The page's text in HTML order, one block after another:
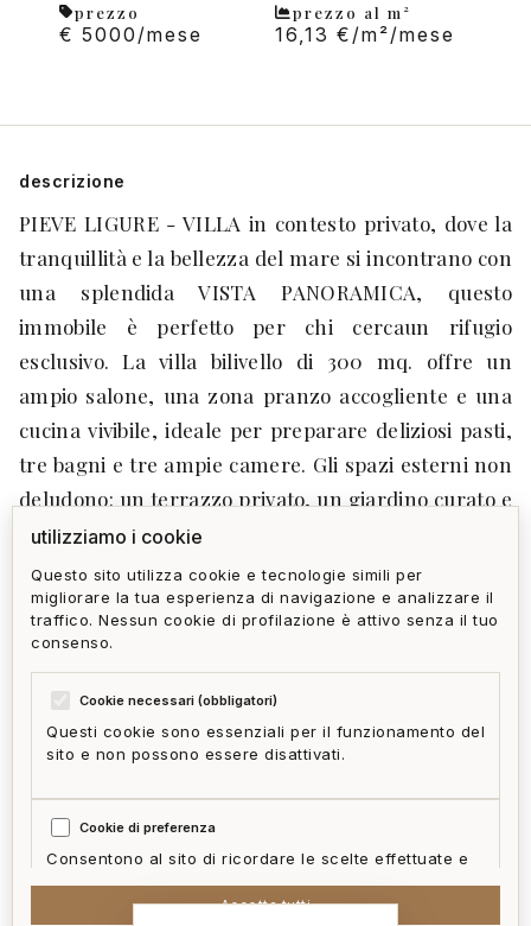
prezzo
€ 5000/mese
prezzo al m²
16,13 €/m²/mese
descrizione
PIEVE LIGURE - VILLA in contesto privato, dove la
tranquillità e la bellezza del mare si incontrano con
una splendida VISTA PANORAMICA, questo
immobile è perfetto per chi cercaun rifugio
esclusivo. La villa bilivello di 300 mq. offre un
ampio salone, una zona pranzo accogliente e una
cucina vivibile, ideale per preparare deliziosi pasti,
tre bagni e tre ampie camere. Gli spazi esterni non
deludono: un terrazzo privato, un giardino curato e
una piscina invitante rendono questo luogo perfetto
per rilassarsi e godere del sole. Inoltre, ci sono
posti auto disponibili per garantire la massima
comodità. www.homegallery.io La trattativa è
riservata e aperta solo a referenziati.
McFrancis
privacy policy
mappa del sito
utilizziamo i cookie
Questo sito utilizza cookie e tecnologie simili per
migliorare la tua esperienza di navigazione e analizzare il
traffico. Nessun cookie di profilazione è attivo senza il tuo
consenso.
Cookie necessari (obbligatori)
Questi cookie sono essenziali per il funzionamento del
sito e non possono essere disattivati.
Cookie di preferenza
Consentono al sito di ricordare le scelte effettuate e
Accetta tutti